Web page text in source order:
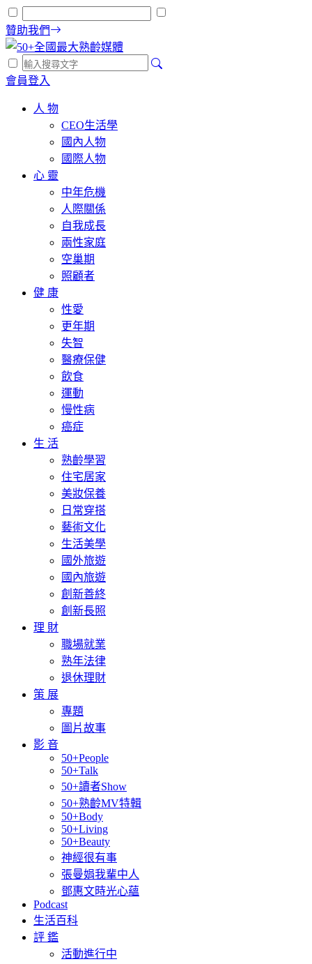
贊助我們
會員登入
人 物
CEO生活學
國內人物
國際人物
心 靈
中年危機
人際關係
自我成長
兩性家庭
空巢期
照顧者
健 康
性愛
更年期
失智
醫療保健
飲食
運動
慢性病
癌症
生 活
熟齡學習
住宅居家
美妝保養
日常穿搭
藝術文化
生活美學
國外旅遊
國內旅遊
創新善終
創新長照
理 財
職場就業
熟年法律
退休理財
策 展
專題
圖片故事
影 音
50+People
50+Talk
50+讀者Show
50+熟齡MV特輯
50+Body
50+Living
50+Beauty
神經很有事
張曼娟我輩中人
鄧惠文時光心蘊
Podcast
生活百科
評 鑑
活動進行中